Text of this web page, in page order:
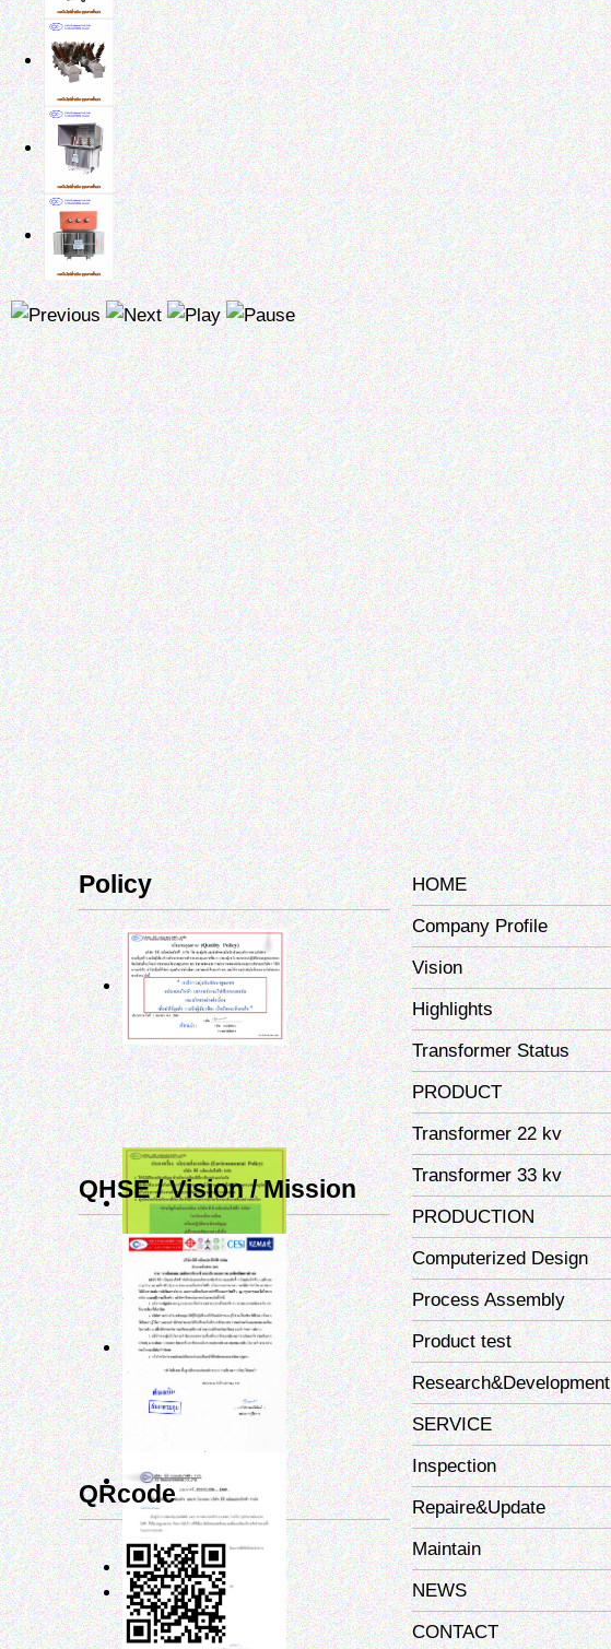
Policy
QHSE / Vision / Mission
QRcode
HOME
Company Profile
Vision
Highlights
Transformer Status
PRODUCT
Transformer 22 kv
Transformer 33 kv
PRODUCTION
Computerized Design
Process Assembly
Product test
Research&Development
SERVICE
Inspection
Repaire&Update
Maintain
NEWS
CONTACT